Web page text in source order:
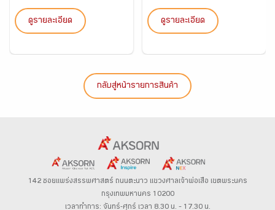
ดูรายละเอียด ดูรายละเอียด
กลับสู่หน้ารายการสินค้า
142 ซอยแพร่งสรรพศาสตร์ ถนนตะนาว แขวงศาลเจ้าพ่อเสือ เขตพระนคร
กรุงเทพมหานคร 10200
เวลาทำการ: จันทร์-ศุกร์ เวลา 8.30 น. – 17.30 น.